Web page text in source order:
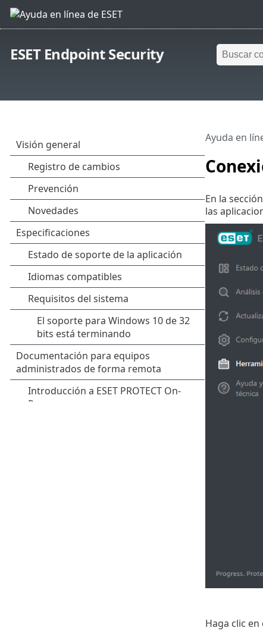
ESET Endpoint Security
Ayuda en
En la sección
las
Haga clic